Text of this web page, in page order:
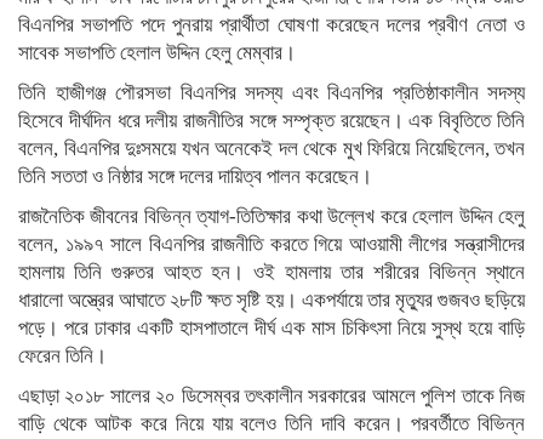
বিএনপির সভাপতি পদে পুনরায় প্রার্থীতা ঘোষণা করেছেন দলের প্রবীণ নেতা ও
সাবেক সভাপতি হেলাল উদ্দিন হেলু মেম্বার।
তিনি হাজীগঞ্জ পৌরসভা বিএনপির সদস্য এবং বিএনপির প্রতিষ্ঠাকালীন সদস্য
হিসেবে দীর্ঘদিন ধরে দলীয় রাজনীতির সঙ্গে সম্পৃক্ত রয়েছেন। এক বিবৃতিতে তিনি
বলেন, বিএনপির দুঃসময়ে যখন অনেকেই দল থেকে মুখ ফিরিয়ে নিয়েছিলেন, তখন
তিনি সততা ও নিষ্ঠার সঙ্গে দলের দায়িত্ব পালন করেছেন।
রাজনৈতিক জীবনের বিভিন্ন ত্যাগ-তিতিক্ষার কথা উল্লেখ করে হেলাল উদ্দিন হেলু
বলেন, ১৯৯৭ সালে বিএনপির রাজনীতি করতে গিয়ে আওয়ামী লীগের সন্ত্রাসীদের
হামলায় তিনি গুরুতর আহত হন। ওই হামলায় তার শরীরের বিভিন্ন স্থানে
ধারালো অস্ত্রের আঘাতে ২৮টি ক্ষত সৃষ্টি হয়। একপর্যায়ে তার মৃত্যুর গুজবও ছড়িয়ে
পড়ে। পরে ঢাকার একটি হাসপাতালে দীর্ঘ এক মাস চিকিৎসা নিয়ে সুস্থ হয়ে বাড়ি
ফেরেন তিনি।
এছাড়া ২০১৮ সালের ২০ ডিসেম্বর তৎকালীন সরকারের আমলে পুলিশ তাকে নিজ
বাড়ি থেকে আটক করে নিয়ে যায় বলেও তিনি দাবি করেন। পরবর্তীতে বিভিন্ন